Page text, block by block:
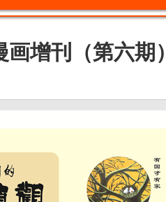
增刊（第六期）